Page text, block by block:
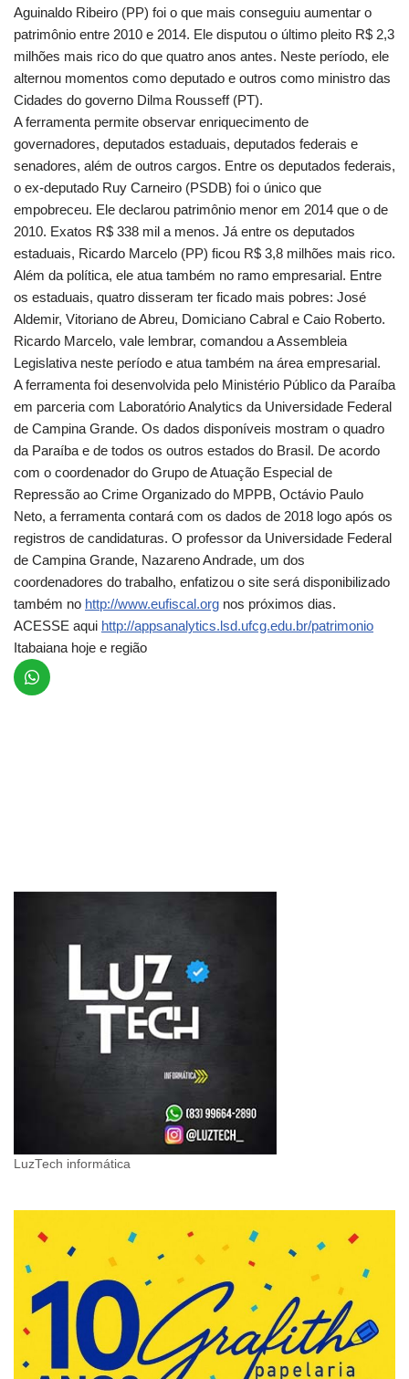
Aguinaldo Ribeiro (PP) foi o que mais conseguiu aumentar o
patrimônio entre 2010 e 2014. Ele disputou o último pleito R$ 2,3
milhões mais rico do que quatro anos antes. Neste período, ele
alternou momentos como deputado e outros como ministro das
Cidades do governo Dilma Rousseff (PT).
A ferramenta permite observar enriquecimento de
governadores, deputados estaduais, deputados federais e
senadores, além de outros cargos. Entre os deputados federais,
o ex-deputado Ruy Carneiro (PSDB) foi o único que
empobreceu. Ele declarou patrimônio menor em 2014 que o de
2010. Exatos R$ 338 mil a menos. Já entre os deputados
estaduais, Ricardo Marcelo (PP) ficou R$ 3,8 milhões mais rico.
Além da política, ele atua também no ramo empresarial. Entre
os estaduais, quatro disseram ter ficado mais pobres: José
Aldemir, Vitoriano de Abreu, Domiciano Cabral e Caio Roberto.
Ricardo Marcelo, vale lembrar, comandou a Assembleia
Legislativa neste período e atua também na área empresarial.
A ferramenta foi desenvolvida pelo Ministério Público da Paraíba
em parceria com Laboratório Analytics da Universidade Federal
de Campina Grande. Os dados disponíveis mostram o quadro
da Paraíba e de todos os outros estados do Brasil. De acordo
com o coordenador do Grupo de Atuação Especial de
Repressão ao Crime Organizado do MPPB, Octávio Paulo
Neto, a ferramenta contará com os dados de 2018 logo após os
registros de candidaturas. O professor da Universidade Federal
de Campina Grande, Nazareno Andrade, um dos
coordenadores do trabalho, enfatizou o site será disponibilizado
também no http://www.eufiscal.org nos próximos dias.
ACESSE aqui http://appsanalytics.lsd.ufcg.edu.br/patrimonio
Itabaiana hoje e região
LuzTech informática